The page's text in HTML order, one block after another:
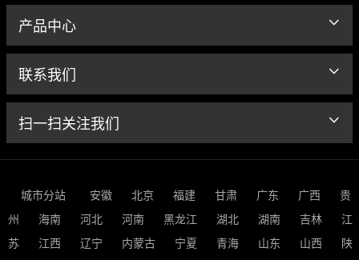
产品中心
联系我们
扫一扫关注我们
城市分站 安徽 北京 福建 甘肃 广东 广西
贵
州
海南 河北 河南 黑龙江 湖北 湖南 吉林
江
苏
江西 辽宁 内蒙古 宁夏 青海 山东 山西
陕